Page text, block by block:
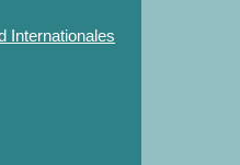
Internationales